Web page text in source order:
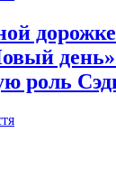
роль